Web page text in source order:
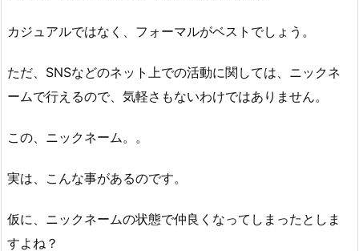
カジュアルではなく、フォーマルがベストでしょう。
ただ、SNSなどのネット上での活動に関しては、ニックネ
ームで行えるので、気軽さもないわけではありません。
この、ニックネーム。。
実は、こんな事があるのです。
仮に、ニックネームの状態で仲良くなってしまったとしま
すよね？